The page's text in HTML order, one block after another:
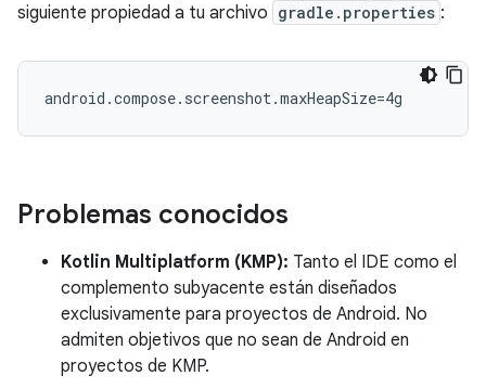
siguiente propiedad a tu archivo gradle.properties :
Problemas conocidos
Kotlin Multiplatform (KMP): Tanto el IDE como el
complemento subyacente están diseñados
exclusivamente para proyectos de Android. No
admiten objetivos que no sean de Android en
proyectos de KMP.